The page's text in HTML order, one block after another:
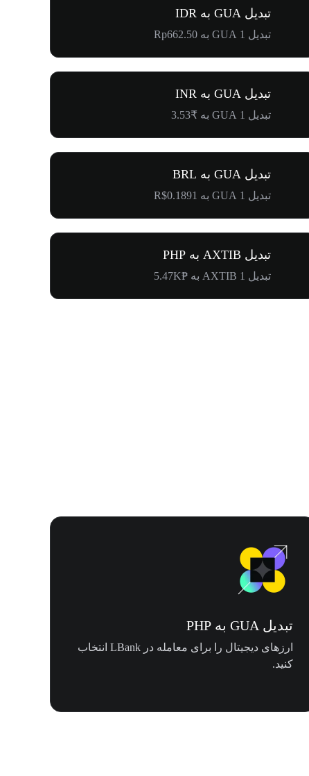
تبدیل GUA به IDR
تبدیل 1 GUA به Rp662.50
تبدیل GUA به INR
تبدیل 1 GUA به ₹3.53
تبدیل GUA به BRL
تبدیل 1 GUA به R$0.1891
تبدیل AXTIB به PHP
تبدیل 1 AXTIB به ₱5.47K
تبدیل GUA به PHP
ارزهای دیجیتال را برای معامله در LBank انتخاب
کنید.